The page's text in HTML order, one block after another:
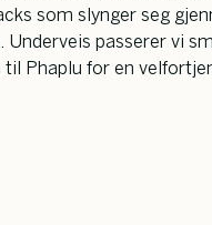
som slynger seg
passerer vi
Phaplu for en